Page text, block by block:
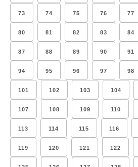
73 74 75 76 77
80 81 82 83 84
87 88 89 90 91
94 95 96 97 98
101 102 103 104
107 108 109 110
113 114 115 116
119 120 121 122